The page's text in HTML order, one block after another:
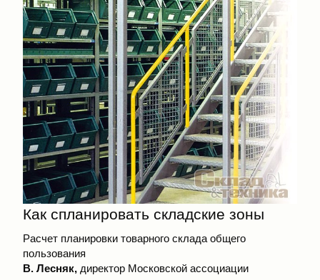
Как спланировать складские зоны
Расчет планировки товарного склада общего
пользования
В. Лесняк, директор Московской ассоциации